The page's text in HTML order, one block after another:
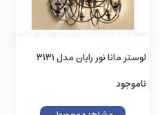
لوستر مانا نور رایان مدل 3131
ناموجود